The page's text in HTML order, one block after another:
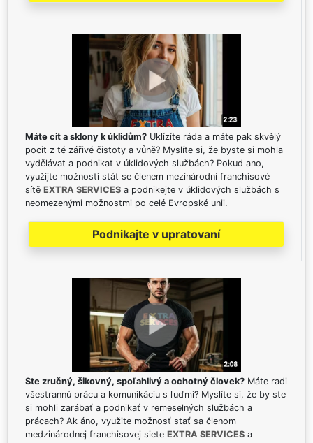
Máte cit a sklony k úklidům? Uklízíte ráda a máte pak skvělý
pocit z té zářivé čistoty a vůně? Myslíte si, že byste si mohla
vydělávat a podnikat v úklidových službách? Pokud ano,
využijte možnosti stát se členem mezinárodní franchisové
sítě EXTRA SERVICES a podnikejte v úklidových službách s
neomezenými možnostmi po celé Evropské unii.
Podnikajte v upratovaní
Ste zručný, šikovný, spoľahlivý a ochotný človek? Máte radi
všestrannú prácu a komunikáciu s ľuďmi? Myslíte si, že by ste
si mohli zarábať a podnikať v remeselných službách a
prácach? Ak áno, využite možnosť stať sa členom
medzinárodnej franchisovej siete EXTRA SERVICES a